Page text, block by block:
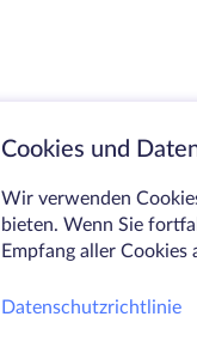
Cookies und
Wir verwenden
bieten. Wenn Sie
Empfang aller
Datenschutzrichtlinie